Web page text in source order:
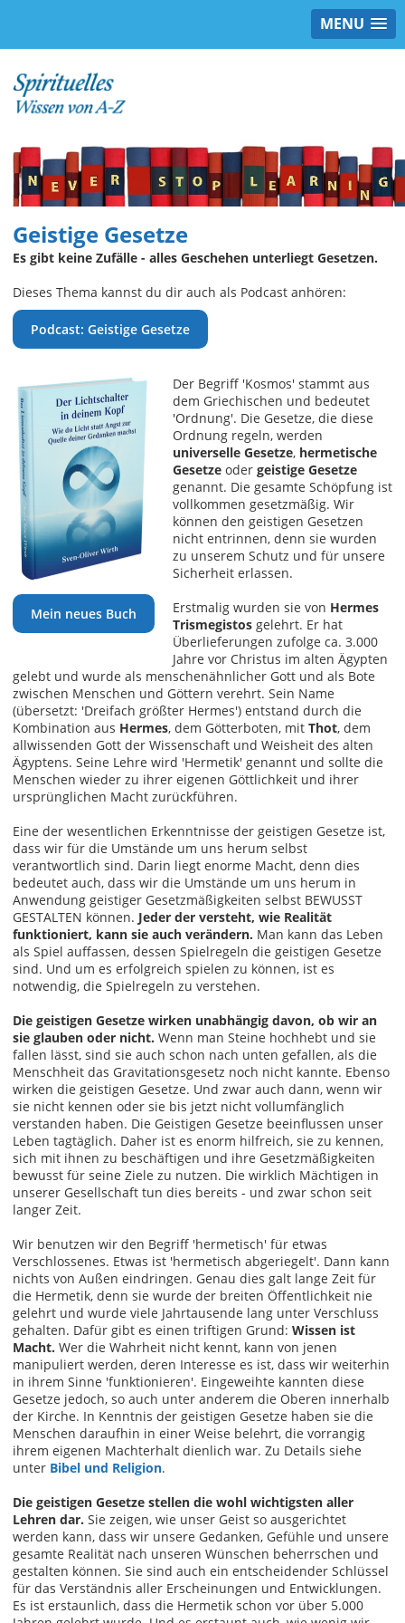
MENU
Geistige Gesetze
Es gibt keine Zufälle - alles Geschehen unterliegt Gesetzen.
Dieses Thema kannst du dir auch als Podcast anhören:
Podcast: Geistige Gesetze
Mein neues Buch
Der Begriff 'Kosmos' stammt aus
dem Griechischen und bedeutet
'Ordnung'. Die Gesetze, die diese
Ordnung regeln, werden
universelle Gesetze, hermetische
Gesetze oder geistige Gesetze
genannt. Die gesamte Schöpfung ist
vollkommen gesetzmäßig. Wir
können den geistigen Gesetzen
nicht entrinnen, denn sie wurden
zu unserem Schutz und für unsere
Sicherheit erlassen.
Erstmalig wurden sie von Hermes
Trismegistos gelehrt. Er hat
Überlieferungen zufolge ca. 3.000
Jahre vor Christus im alten Ägypten
gelebt und wurde als menschenähnlicher Gott und als Bote
zwischen Menschen und Göttern verehrt. Sein Name
(übersetzt: 'Dreifach größter Hermes') entstand durch die
Kombination aus Hermes, dem Götterboten, mit Thot, dem
allwissenden Gott der Wissenschaft und Weisheit des alten
Ägyptens. Seine Lehre wird 'Hermetik' genannt und sollte die
Menschen wieder zu ihrer eigenen Göttlichkeit und ihrer
ursprünglichen Macht zurückführen.
Eine der wesentlichen Erkenntnisse der geistigen Gesetze ist,
dass wir für die Umstände um uns herum selbst
verantwortlich sind. Darin liegt enorme Macht, denn dies
bedeutet auch, dass wir die Umstände um uns herum in
Anwendung geistiger Gesetzmäßigkeiten selbst BEWUSST
GESTALTEN können. Jeder der versteht, wie Realität
funktioniert, kann sie auch verändern. Man kann das Leben
als Spiel auffassen, dessen Spielregeln die geistigen Gesetze
sind. Und um es erfolgreich spielen zu können, ist es
notwendig, die Spielregeln zu verstehen.
Die geistigen Gesetze wirken unabhängig davon, ob wir an
sie glauben oder nicht. Wenn man Steine hochhebt und sie
fallen lässt, sind sie auch schon nach unten gefallen, als die
Menschheit das Gravitationsgesetz noch nicht kannte. Ebenso
wirken die geistigen Gesetze. Und zwar auch dann, wenn wir
sie nicht kennen oder sie bis jetzt nicht vollumfänglich
verstanden haben. Die Geistigen Gesetze beeinflussen unser
Leben tagtäglich. Daher ist es enorm hilfreich, sie zu kennen,
sich mit ihnen zu beschäftigen und ihre Gesetzmäßigkeiten
bewusst für seine Ziele zu nutzen. Die wirklich Mächtigen in
unserer Gesellschaft tun dies bereits - und zwar schon seit
langer Zeit.
Wir benutzen wir den Begriff 'hermetisch' für etwas
Verschlossenes. Etwas ist 'hermetisch abgeriegelt'. Dann kann
nichts von Außen eindringen. Genau dies galt lange Zeit für
die Hermetik, denn sie wurde der breiten Öffentlichkeit nie
gelehrt und wurde viele Jahrtausende lang unter Verschluss
gehalten. Dafür gibt es einen triftigen Grund: Wissen ist
Macht. Wer die Wahrheit nicht kennt, kann von jenen
manipuliert werden, deren Interesse es ist, dass wir weiterhin
in ihrem Sinne 'funktionieren'. Eingeweihte kannten diese
Gesetze jedoch, so auch unter anderem die Oberen innerhalb
der Kirche. In Kenntnis der geistigen Gesetze haben sie die
Menschen daraufhin in einer Weise belehrt, die vorrangig
ihrem eigenen Machterhalt dienlich war. Zu Details siehe
unter Bibel und Religion.
Die geistigen Gesetze stellen die wohl wichtigsten aller
Lehren dar. Sie zeigen, wie unser Geist so ausgerichtet
werden kann, dass wir unsere Gedanken, Gefühle und unsere
gesamte Realität nach unseren Wünschen beherrschen und
gestalten können. Sie sind auch ein entscheidender Schlüssel
für das Verständnis aller Erscheinungen und Entwicklungen.
Es ist erstaunlich, dass die Hermetik schon vor über 5.000